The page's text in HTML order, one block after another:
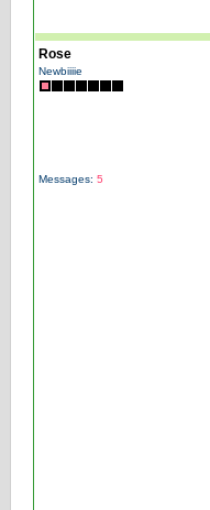
Rose
Newbiiiie
Messages: 5